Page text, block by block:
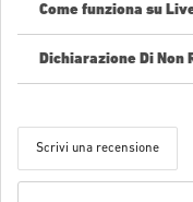
Come funziona su
Nuovo su Livecards.net?
veloce:
Dichiarazione Di Non
rilascio
forniti
sicurezza.
Scrivi una recensione